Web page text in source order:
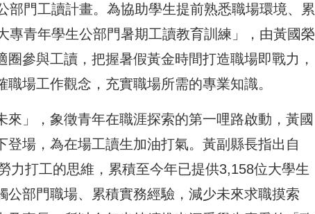
部門工讀計畫。為協助學生提前熟悉職場環境、累
專青年學生公部門暑期工讀教育訓練」，由黃國榮
參與工讀，把握暑假黃金時間打造職場即戰力，
場工作觀念，充實職場所需的專業知識。
」，象徵青年在職涯探索的第一哩路啟動，黃國
場，為在場工讀生加油打氣。黃副縣長指出自
力打工的思維，累積至今年已提供3,158位大學生
部門職場、累積實務經驗，減少未來求職摸索